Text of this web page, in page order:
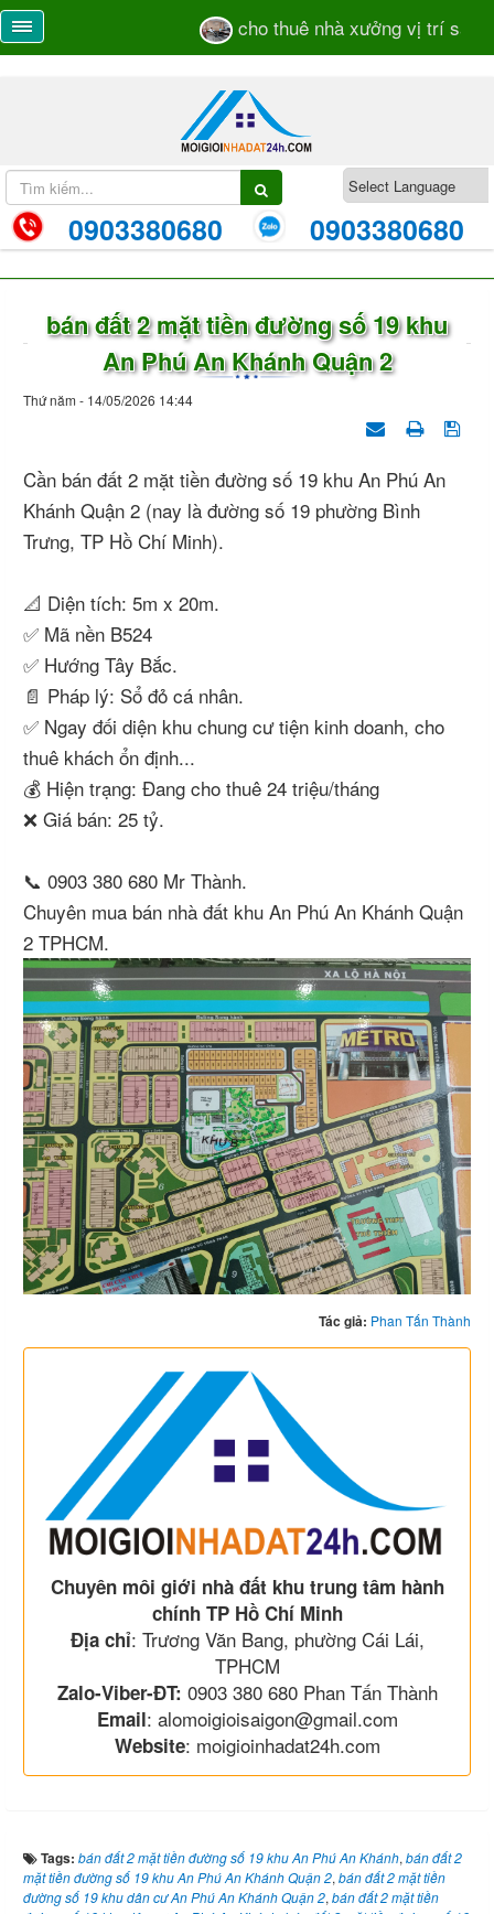
cho thuê nhà xưởng vị trí sát
0903380680 0903380680
bán đất 2 mặt tiền đường số 19 khu
An Phú An Khánh Quận 2
Thứ năm - 14/05/2026 14:44
Cần bán đất 2 mặt tiền đường số 19 khu An Phú An
Khánh Quận 2 (nay là đường số 19 phường Bình
Trưng, TP Hồ Chí Minh).
📐 Diện tích: 5m x 20m.
✅ Mã nền B524
✅ Hướng Tây Bắc.
📄 Pháp lý: Sổ đỏ cá nhân.
✅ Ngay đối diện khu chung cư tiện kinh doanh, cho
thuê khách ổn định...
💰 Hiện trạng: Đang cho thuê 24 triệu/tháng
❌ Giá bán: 25 tỷ.
📞 0903 380 680 Mr Thành.
Chuyên mua bán nhà đất khu An Phú An Khánh Quận
2 TPHCM.
Tác giả: Phan Tấn Thành
Chuyên môi giới nhà đất khu trung tâm hành
chính TP Hồ Chí Minh
Địa chỉ: Trương Văn Bang, phường Cái Lái,
TPHCM
Zalo-Viber-ĐT: 0903 380 680 Phan Tấn Thành
Email: alomoigioisaigon@gmail.com
Website: moigioinhadat24h.com
Tags: bán đất 2 mặt tiền đường số 19 khu An Phú An Khánh, bán đất 2
mặt tiền đường số 19 khu An Phú An Khánh Quận 2, bán đất 2 mặt tiền
đường số 19 khu dân cư An Phú An Khánh Quận 2, bán đất 2 mặt tiền